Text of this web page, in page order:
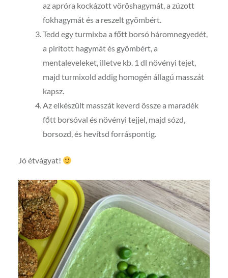
az apróra kockázott vöröshagymát, a zúzott
fokhagymát és a reszelt gyömbért.
Tedd egy turmixba a főtt borsó háromnegyedét,
a pirított hagymát és gyömbért, a
mentaleveleket, illetve kb. 1 dl növényi tejet,
majd turmixold addig homogén állagú masszát
kapsz.
Az elkészült masszát keverd össze a maradék
főtt borsóval és növényi tejjel, majd sózd,
borsozd, és hevítsd forráspontig.
Jó étvágyat!